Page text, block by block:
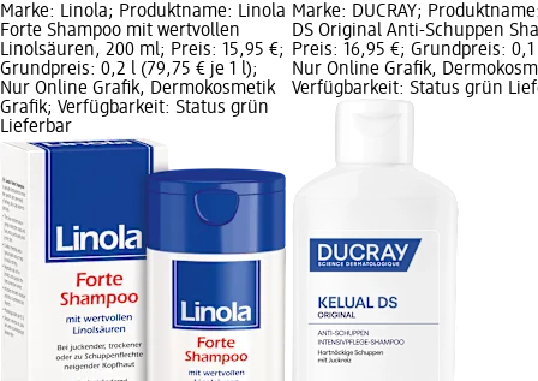
Marke: Linola; Produktname: Linola
Forte Shampoo mit wertvollen
Linolsäuren, 200 ml; Preis: 15,95 €;
Grundpreis: 0,2 l (79,75 € je 1 l);
Nur Online Grafik, Dermokosmetik
Grafik; Verfügbarkeit: Status grün
Lieferbar
Marke: DUCRAY;
DS Original Anti-Schuppen
Preis: 16,95 €; Grundpreis:
Nur Online Grafik,
Verfügbarkeit: Status grün